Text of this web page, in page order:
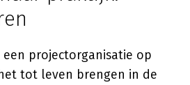
projectorganisatie op
tot leven brengen in de